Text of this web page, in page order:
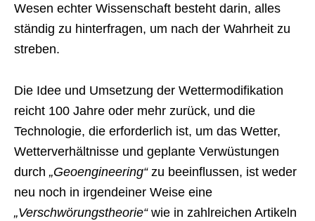
Wesen echter Wissenschaft besteht darin, alles
ständig zu hinterfragen, um nach der Wahrheit zu
streben.
Die Idee und Umsetzung der Wettermodifikation
reicht 100 Jahre oder mehr zurück, und die
Technologie, die erforderlich ist, um das Wetter,
Wetterverhältnisse und geplante Verwüstungen
durch „Geoengineering“zu beeinflussen, ist weder
neu noch in irgendeiner Weise eine
„Verschwörungstheorie“wie in zahlreichen Artikeln